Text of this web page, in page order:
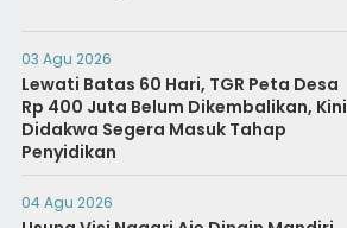
03 Agu 2026
Lewati Batas 60 Hari, TGR Peta Desa
Rp 400 Juta Belum Dikembalikan, Kini
Didakwa Segera Masuk Tahap
Penyidikan
04 Agu 2026